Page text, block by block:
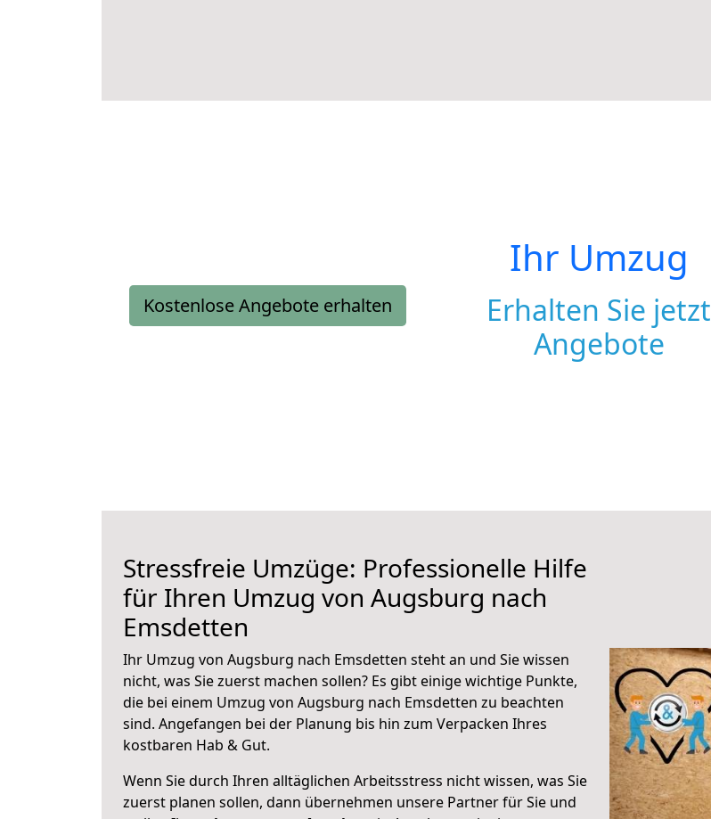
Kostenlose Angebote erhalten
Ihr Umzug
Erhalten Sie jetzt
Angebote
Stressfreie Umzüge: Professionelle Hilfe
für Ihren Umzug von Augsburg nach
Emsdetten
Ihr Umzug von Augsburg nach Emsdetten steht an und Sie wissen
nicht, was Sie zuerst machen sollen? Es gibt einige wichtige Punkte,
die bei einem Umzug von Augsburg nach Emsdetten zu beachten
sind. Angefangen bei der Planung bis hin zum Verpacken Ihres
kostbaren Hab & Gut.
Wenn Sie durch Ihren alltäglichen Arbeitsstress nicht wissen, was Sie
zuerst planen sollen, dann übernehmen unsere Partner für Sie und